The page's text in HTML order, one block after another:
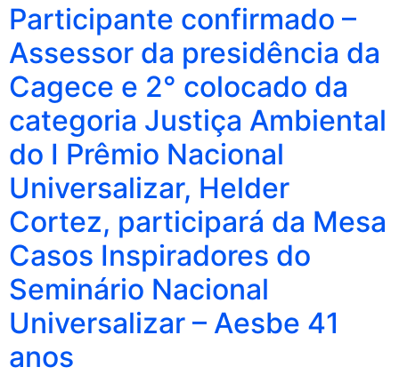
Participante confirmado –
Assessor da presidência da
Cagece e 2° colocado da
categoria Justiça Ambiental
do I Prêmio Nacional
Universalizar, Helder
Cortez, participará da Mesa
Casos Inspiradores do
Seminário Nacional
Universalizar – Aesbe 41
anos